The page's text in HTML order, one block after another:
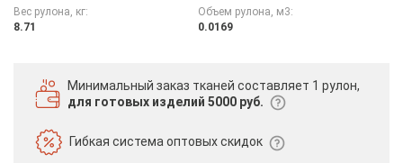
Вес рулона, кг:
8.71
Объем рулона, м3:
0.0169
Минимальный заказ тканей составляет 1 рулон,
для готовых изделий 5000 руб.
Гибкая системаоптовых скидок